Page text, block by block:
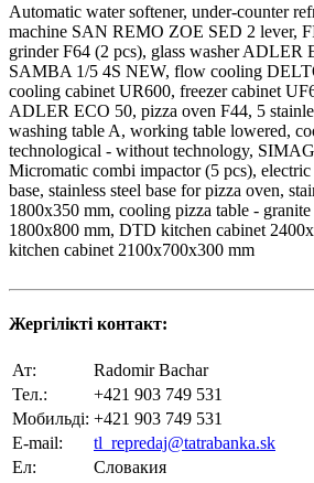
Automatic water softener, under-counter
machine SAN REMO ZOE SED 2 lever,
grinder F64 (2 pcs), glass washer ADLER
SAMBA 1/5 4S NEW, flow cooling
cooling cabinet UR600, freezer cabinet
ADLER ECO 50, pizza oven F44, 5
washing table A, working table lowered,
technological - without technology,
Micromatic combi impactor (5 pcs),
base, stainless steel base for pizza oven,
1800x350 mm, cooling pizza table -
1800x800 mm, DTD kitchen cabinet
kitchen cabinet 2100x700x300 mm
Жергілікті контакт:
Ат:
Radomir Bachar
Тел.:
+421 903 749 531
Мобильді: +421 903 749 531
E-mail:
tl_repredaj@tatrabanka.sk
Ел:
Словакия